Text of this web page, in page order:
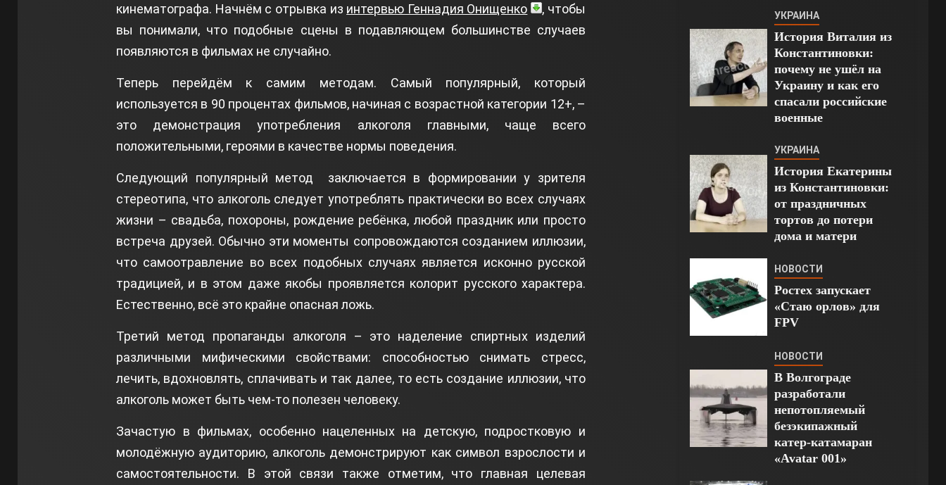
кинематографа. Начнём с отрывка из интервью Геннадия Онищенко
, чтобы
вы понимали, что подобные сцены в подавляющем большинстве случаев
появляются в фильмах не случайно.
Теперь перейдём к самим методам. Самый популярный, который
используется в 90 процентах фильмов, начиная с возрастной категории 12+, –
это демонстрация употребления алкоголя главными, чаще всего
положительными, героями в качестве нормы поведения.
Следующий популярный метод заключается в формировании у зрителя
стереотипа, что алкоголь следует употреблять практически во всех случаях
жизни – свадьба, похороны, рождение ребёнка, любой праздник или просто
встреча друзей. Обычно эти моменты сопровождаются созданием иллюзии,
что самоотравление во всех подобных случаях является исконно русской
традицией, и в этом даже якобы проявляется колорит русского характера.
Естественно, всё это крайне опасная ложь.
Третий метод пропаганды алкоголя – это наделение спиртных изделий
различными мифическими свойствами: способностью снимать стресс,
лечить, вдохновлять, сплачивать и так далее, то есть создание иллюзии, что
алкоголь может быть чем-то полезен человеку.
Зачастую в фильмах, особенно нацеленных на детскую, подростковую и
молодёжную аудиторию, алкоголь демонстрируют как символ взрослости и
самостоятельности. В этой связи также отметим, что главная целевая
УКРАИНА
История Виталия из
Константиновки:
почему не ушёл на
Украину и как его
спасали российские
военные
УКРАИНА
История Екатерины
из Константиновки:
от праздничных
тортов до потери
дома и матери
НОВОСТИ
Ростех запускает
«Стаю орлов» для
FPV
НОВОСТИ
В Волгограде
разработали
непотопляемый
безэкипажный
катер-катамаран
«Avatar 001»